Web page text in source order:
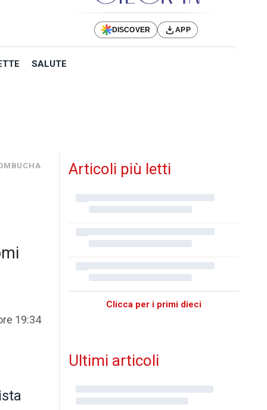
DISCOVER APP
SALUTE
19:34
Articoli più letti
Clicca per i primi dieci
Ultimi articoli